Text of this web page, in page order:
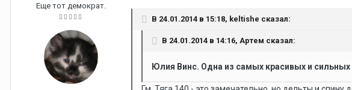
Еще тот демократ.
В 24.01.2014 в 15:18, keltishe сказал:
В 24.01.2014 в 14:16, Артем сказал:
Юлия Винс. Одна из самых красивых и